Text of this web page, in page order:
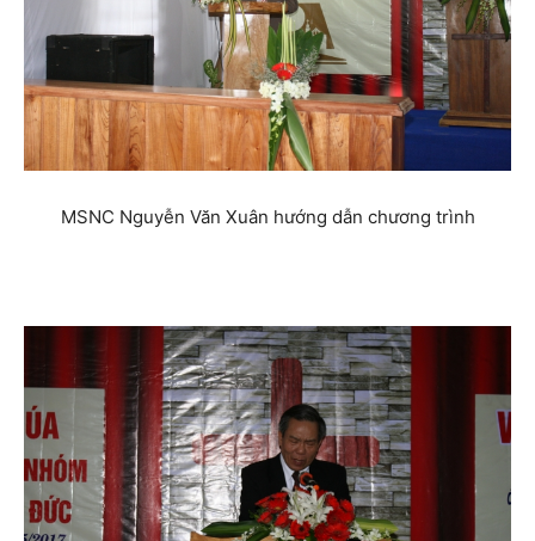
MSNC Nguyễn Văn Xuân hướng dẫn chương trình